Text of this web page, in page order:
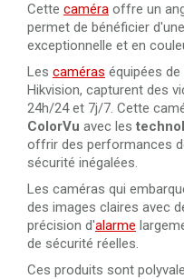
Cette caméra offre un
permet de bénéficier
exceptionnelle et en
Les caméras équipées
Hikvision, capturent des
24h/24 et 7j/7. Cette
ColorVu avec les
offrir des performances
sécurité inégalées.
Les caméras qui
des images claires avec
précision d'alarme
de sécurité réelles.
Ces produits sont